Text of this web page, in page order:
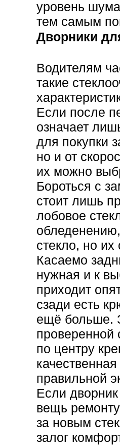
уровень
тем самым
Дворники
Водителям
такие
Если после
означает
для покупки
но и от
их можно
Бороться с
стоит лишь
лобовое
стекло, но их
Касаемо
нужная и к
приходит
сзади есть
ещё больше.
проверенной
по центру
правильной
Если
вещь
за новым
залог